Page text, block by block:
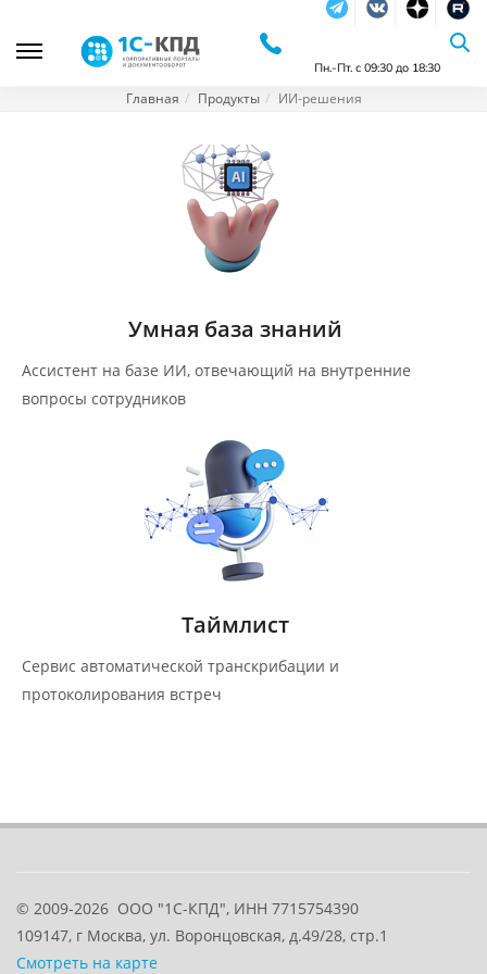
Пн.-Пт. с 09:30 до 18:30
Главная Продукты ИИ-решения
Умная база знаний
Ассистент на базе ИИ, отвечающий на внутренние
вопросы сотрудников
Таймлист
Сервис автоматической транскрибации и
протоколирования встреч
© 2009-2026 ООО "1С-КПД", ИНН 7715754390
109147, г Москва, ул. Воронцовская, д.49/28, стр.1
Смотреть на карте